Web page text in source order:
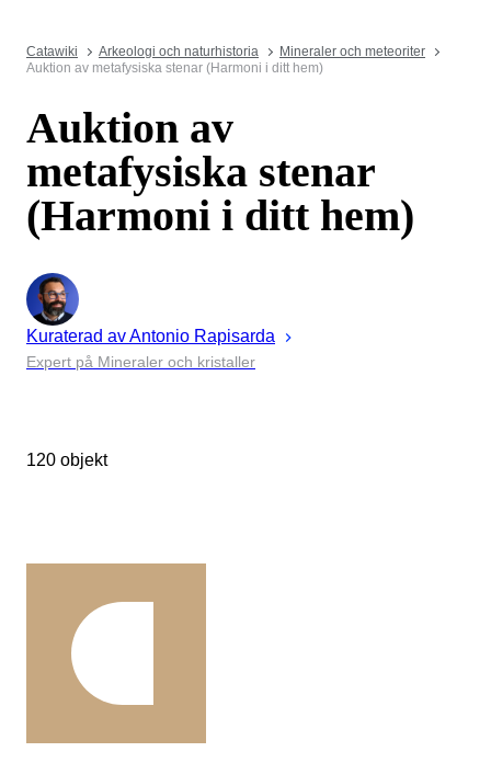
Catawiki Arkeologi och naturhistoria
Mineraler och meteoriter
Auktion av metafysiska stenar (Harmoni i ditt hem)
Auktion av
metafysiska stenar
(Harmoni i ditt hem)
Kuraterad avAntonio Rapisarda
Expert på Mineraler och kristaller
120 objekt